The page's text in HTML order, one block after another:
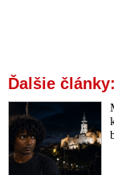
Ďalšie články: